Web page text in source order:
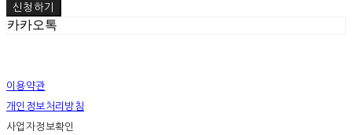
신청하기
카카오톡
이용약관
개인정보처리방침
사업자정보확인